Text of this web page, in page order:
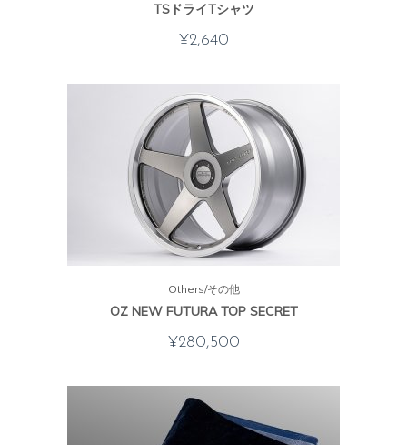
TSドライTシャツ
¥2,640
Others/その他
OZ NEW FUTURA TOP SECRET
¥280,500